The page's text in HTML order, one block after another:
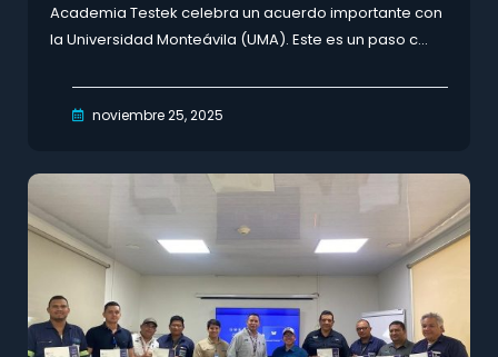
Academia Testek celebra un acuerdo importante con
la Universidad Monteávila (UMA). Este es un paso c...
noviembre 25, 2025